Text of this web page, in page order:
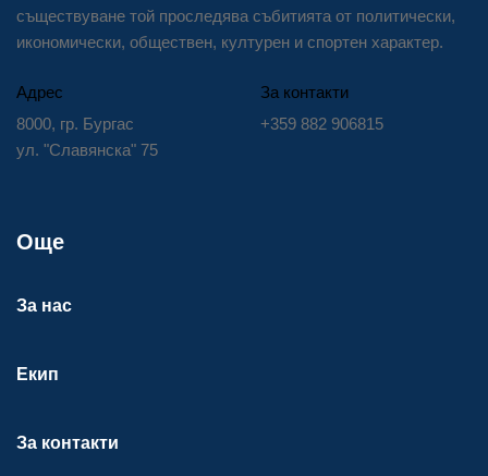
съществуване той проследява събитията от политически,
икономически, обществен, културен и спортен характер.
Адрес
8000, гр. Бургас
ул. "Славянска" 75
За контакти
+359 882 906815
Още
За нас
Екип
За контакти